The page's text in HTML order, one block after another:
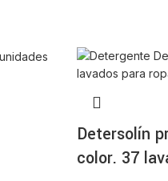
Detersolín
color. 37